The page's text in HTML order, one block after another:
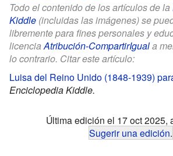
Todo el contenido de los artículos de la
Kiddle (incluidas las imágenes) se
libremente para fines personales y
licenciaAtribución-CompartirIguala
lo contrario. Citar este artículo:
Luisa del Reino Unido (1848-1939)
Enciclopedia Kiddle.
Última edición el 17 oct 2025,
Sugerir una edición.